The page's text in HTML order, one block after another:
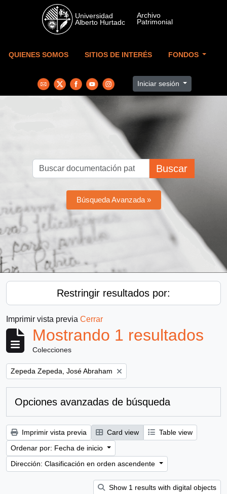
Skip to main content
QUIENES SOMOS SITIOS DE INTERÉS FONDOS
Iniciar sesión
Buscar
Búsqueda Avanzada »
Restringir resultados por:
Imprimir vista previa Cerrar
Mostrando 1 resultados
Colecciones
Remove filter:
Zepeda Zepeda, José Abraham
Opciones avanzadas de búsqueda
Imprimir vista previa Card view
Table view
Ordenar por: Fecha de inicio
Dirección: Clasificación en orden ascendente
Show 1 results with digital objects